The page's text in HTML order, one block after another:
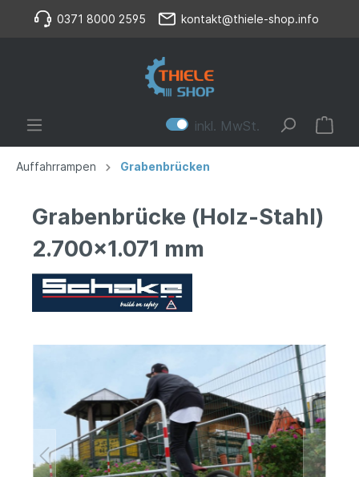
0371 8000 2595 kontakt@thiele-shop.info
inkl. MwSt.
Auffahrrampen Grabenbrücken
Grabenbrücke (Holz-Stahl)
2.700x1.071 mm